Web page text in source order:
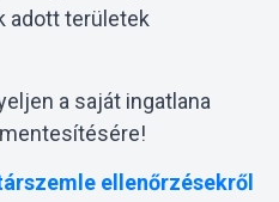
adott területek
a saját ingatlana
ellenőrzésekről